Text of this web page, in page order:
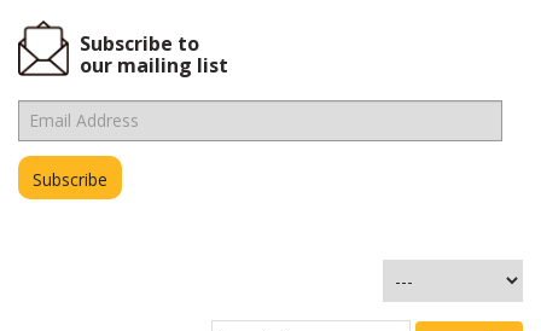
Subscribe to
our mailing list